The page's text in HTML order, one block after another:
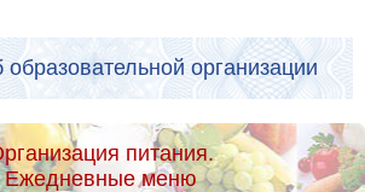
организации
питания.
Ежедневные меню